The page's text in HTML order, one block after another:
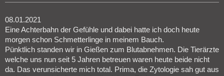
08.01.2021
Eine Achterbahn der Gefühle und dabei hatte ich doch heute
morgen schon Schmetterlinge in meinem Bauch.
Pünktlich standen wir in Gießen zum Blutabnehmen. Die Tierärzte
welche uns nun seit 5 Jahren betreuen waren heute beide nicht
da. Das verunsicherte mich total. Prima, die Zytologie sah gut aus